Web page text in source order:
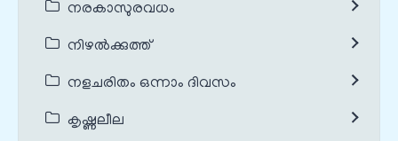
നരകാസുരവധം
നിഴൽക്കുത്ത്
നളചരിതം ഒന്നാം ദിവസം
കൃഷ്ണലീല